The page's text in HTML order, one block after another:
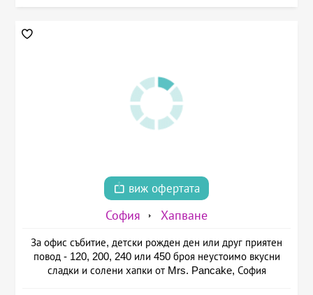
виж офертата
София Хапване
За офис събитие, детски рожден ден или друг приятен
повод - 120, 200, 240 или 450 броя неустоимо вкусни
сладки и солени хапки от Mrs. Pancake, София